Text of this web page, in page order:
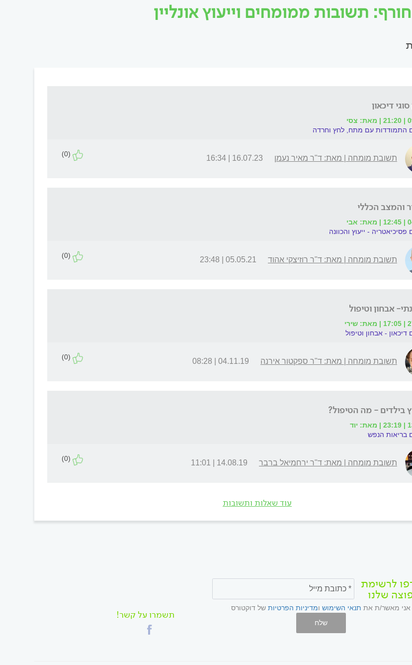
תשובות ממומחים וייעוץ אונליין
דיכאון
התמודדות עם מתח, לחץ וחרדה
תשובת מומחה | מאת: ד"ר מאיר נעמן 16.07.23 | 16:34
(0)
והמצב הכללי
פסיכיאטריה - ייעוץ והכוונה
תשובת מומחה | מאת: ד"ר רוזיצקי אהוד 05.05.21 | 23:48
(0)
אבחון וטיפול
דיכאון - אבחון וטיפול
תשובת מומחה | מאת: ד"ר ספקטור אירנה 04.11.19 | 08:28
(0)
בילדים - מה הטיפול?
בריאות הנפש
תשובת מומחה | מאת: ד"ר ירחמיאל ברבר 14.08.19 | 11:01
(0)
עוד שאלות ותשובות
לרשימת
שלנו
אני מאשר/ת את תנאי השימוש ומדיניות הפרטיות של דוקטורס
שלח
תשמרו על קשר!